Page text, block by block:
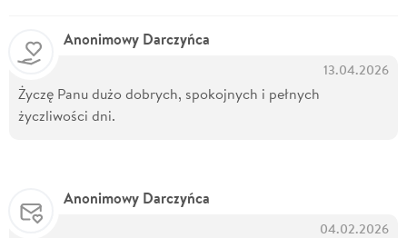
Anonimowy Darczyńca
13.04.2026
Życzę Panu dużo dobrych, spokojnych i pełnych
życzliwości dni.
Anonimowy Darczyńca
04.02.2026